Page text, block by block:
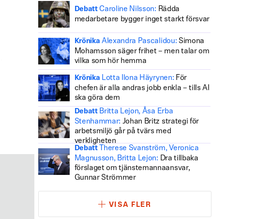
Debatt Caroline Nilsson: Rädda
medarbetare bygger inget starkt försvar
Krönika Alexandra Pascalidou: Simona
Mohamsson säger frihet – men talar om
vilka som hör hemma
Krönika Lotta Ilona Häyrynen: För
chefen är alla andras jobb enkla – tills AI
ska göra dem
Debatt Britta Lejon, Åsa Erba
Stenhammar: Johan Britz strategi för
arbetsmiljö går på tvärs med
verkligheten
Debatt
Therese Svanström, Veronica
Magnusson, Britta Lejon: Dra tillbaka
förslaget om tjänstemannaansvar,
Gunnar Strömmer
VISA FLER